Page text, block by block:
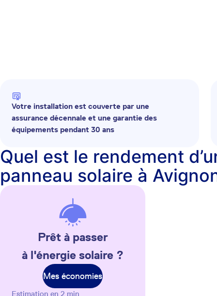
Votre installation est couverte par une
assurance décennale et une garantie des
équipements pendant 30 ans
Quel est le rendement
panneau solaire à
Prêt à passer
à l'énergie solaire ?
Mes économies
Estimation en 2 min